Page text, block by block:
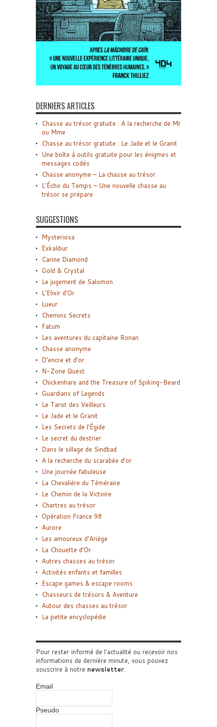
DERNIERS ARTICLES
Chasse au trésor gratuite : A la recherche de Mr
ou Mme
Chasse au trésor gratuite : Le Jade et le Granit
Une boîte à outils gratuite pour les énigmes et
messages codés
Chasse anonyme – La chasse au trésor
L’Écho du Temps – Une nouvelle chasse au
trésor se prépare
SUGGESTIONS
Mysteriosa
Exkalibur
Carine Diamond
Gold & Crystal
Le jugement de Salomon
L’Elixir d’Or
Lueur
Chemins Secrets
Fatum
Les aventures du capitaine Ronan
Chasse anonyme
D’encre et d’or
N-Zone Quest
Chickenhare and the Treasure of Spiking-Beard
Guardians of Legends
Le Tarot des Veilleurs
Le Jade et le Granit
Les Secrets de l’Égide
Le secret du destrier
Dans le sillage de Sindbad
A la recherche du scarabée d’or
Une journée fabuleuse
La Chevalière du Téméraire
Le Chemin de la Victoire
Chartres au trésor
Opération France 98
Aurore
Les amoureux d’Ariège
La Chouette d’Or
Autres chasses au trésor
Activités enfants et familles
Escape games & escape rooms
Chasseurs de trésors & Aventure
Autour des chasses au trésor
La petite encyclopédie
Pour rester informé de l'actualité ou recevoir nos
informations de dernière minute, vous pouvez
souscrire à notre newsletter.
Email
Pseudo